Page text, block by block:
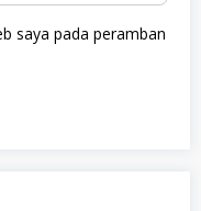
saya pada peramban